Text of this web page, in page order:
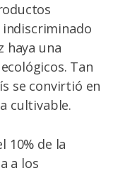
indiscriminado
haya una
Tan
se convirtió en
cultivable.
10% de la
a los